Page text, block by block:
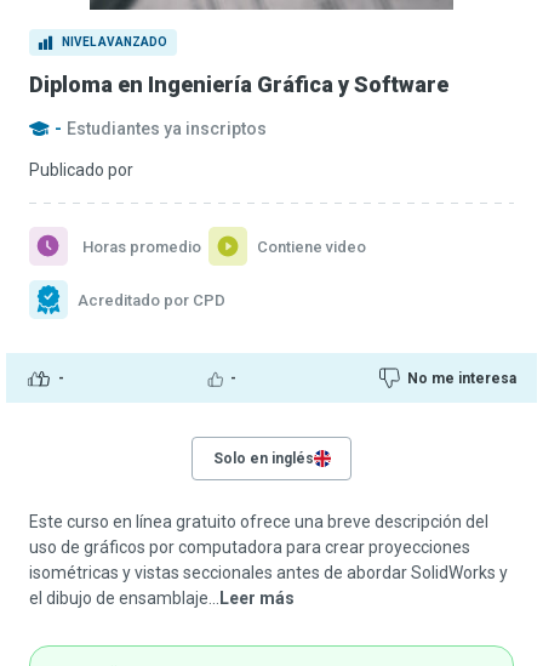
NIVEL AVANZADO
Diploma en Ingeniería Gráfica y Software
- Estudiantes ya inscriptos
Publicado por
- - No me interesa
Horas promedio Contiene video
Acreditado por CPD
Solo en inglés
Este curso en línea gratuito ofrece una breve descripción del
uso de gráficos por computadora para crear proyecciones
isométricas y vistas seccionales antes de abordar SolidWorks y
el dibujo de ensamblaje...
Leer más